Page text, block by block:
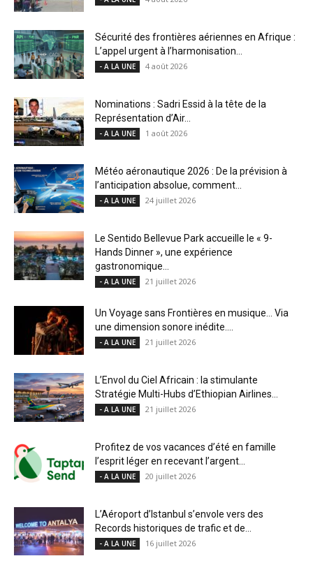
Sécurité des frontières aériennes en Afrique :
L’appel urgent à l’harmonisation...
- A LA UNE 4 août 2026
Nominations : Sadri Essid à la tête de la
Représentation d’Air...
- A LA UNE 1 août 2026
Météo aéronautique 2026 : De la prévision à
l’anticipation absolue, comment...
- A LA UNE 24 juillet 2026
Le Sentido Bellevue Park accueille le « 9-
Hands Dinner », une expérience
gastronomique...
- A LA UNE 21 juillet 2026
Un Voyage sans Frontières en musique… Via
une dimension sonore inédite....
- A LA UNE 21 juillet 2026
L’Envol du Ciel Africain : la stimulante
Stratégie Multi-Hubs d’Ethiopian Airlines...
- A LA UNE 21 juillet 2026
Profitez de vos vacances d’été en famille
l’esprit léger en recevant l’argent...
- A LA UNE 20 juillet 2026
L’Aéroport d’Istanbul s’envole vers des
Records historiques de trafic et de...
- A LA UNE 16 juillet 2026